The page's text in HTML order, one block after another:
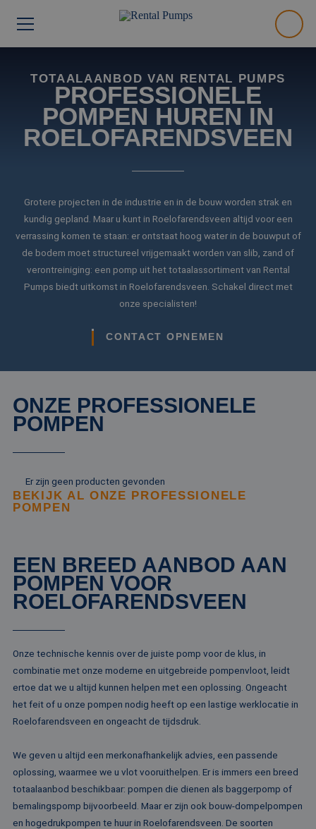
TOTAALAANBOD VAN RENTAL PUMPS
PROFESSIONELE
POMPEN HUREN IN
ROELOFARENDSVEEN
Grotere projecten in de industrie en in de bouw worden strak en
kundig gepland. Maar u kunt in Roelofarendsveen altijd voor een
verrassing komen te staan: er ontstaat hoog water in de bouwput of
de bodem moet structureel vrijgemaakt worden van slib, zand of
verontreiniging: een pomp uit het totaalassortiment van Rental
Pumps biedt uitkomst in Roelofarendsveen. Schakel direct met
onze specialisten!
CONTACT OPNEMEN
ONZE PROFESSIONELE
POMPEN
Er zijn geen producten gevonden
BEKIJK AL ONZE PROFESSIONELE
POMPEN
EEN BREED AANBOD AAN
POMPEN VOOR
ROELOFARENDSVEEN
Onze technische kennis over de juiste pomp voor de klus, in
combinatie met onze moderne en uitgebreide pompenvloot, leidt
ertoe dat we u altijd kunnen helpen met een oplossing. Ongeacht
het feit of u onze pompen nodig heeft op een lastige werklocatie in
Roelofarendsveen en ongeacht de tijdsdruk.
We geven u altijd een merkonafhankelijk advies, een passende
oplossing, waarmee we u vlot vooruithelpen. Er is immers een breed
totaalaanbod beschikbaar: pompen die dienen als baggerpomp of
bemalingspomp bijvoorbeeld. Maar er zijn ook bouw-dompelpompen
en hogedrukpompen te huur in Roelofarendsveen. De soorten